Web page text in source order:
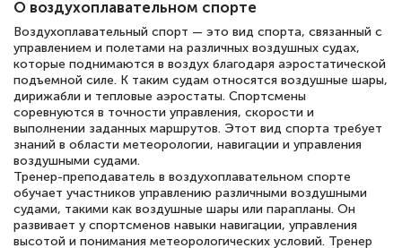
О воздухоплавательном спорте
Воздухоплавательный спорт — это вид спорта, связанный с
управлением и полетами на различных воздушных судах,
которые поднимаются в воздух благодаря аэростатической
подъемной силе. К таким судам относятся воздушные шары,
дирижабли и тепловые аэростаты. Спортсмены
соревнуются в точности управления, скорости и
выполнении заданных маршрутов. Этот вид спорта требует
знаний в области метеорологии, навигации и управления
воздушными судами.
Тренер-преподаватель в воздухоплавательном спорте
обучает участников управлению различными воздушными
судами, такими как воздушные шары или парапланы. Он
развивает у спортсменов навыки навигации, управления
высотой и понимания метеорологических условий. Тренер